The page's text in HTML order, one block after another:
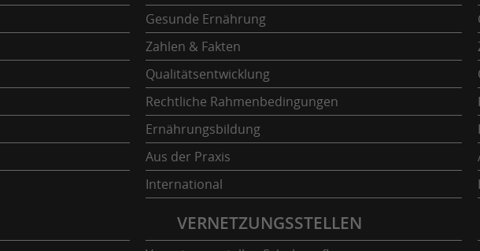
Gesunde Ernährung
Zahlen & Fakten
Qualitätsentwicklung
Rechtliche Rahmenbedingungen
Ernährungsbildung
Aus der Praxis
International
VERNETZUNGSSTELLEN